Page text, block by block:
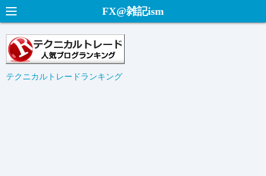
コ
ン
テ
ン
へ
FX@雑記ism
テクニカルトレードランキング